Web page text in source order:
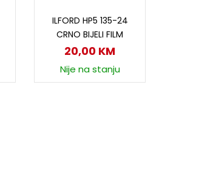
ILFORD HP5 135-24
CRNO BIJELI FILM
20,00 KM
Nije na stanju